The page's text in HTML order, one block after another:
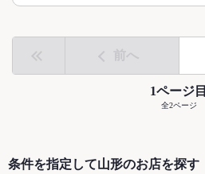
前へ
1ページ目
全2ページ
条件を指定して山形のお店を探す